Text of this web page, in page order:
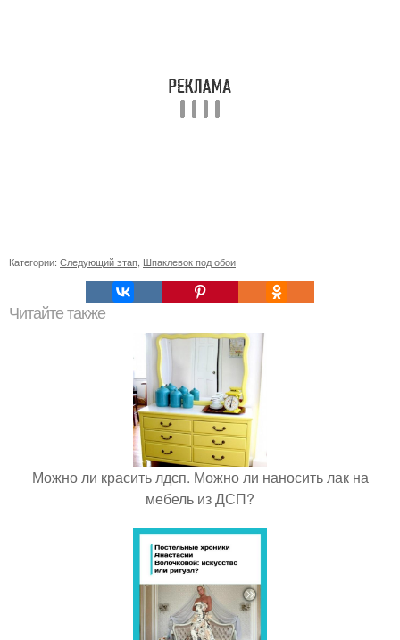
Категории: Следующий этап Шпаклевок под обои
Читайте также
Можно ли красить лдсп. Можно ли наносить лак на
мебель из ДСП?